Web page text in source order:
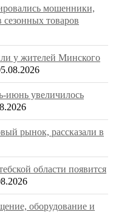
мошенники,
товаров
у жителей Минского
июнь увеличилось
рынок, рассказали в
области появится
оборудование и